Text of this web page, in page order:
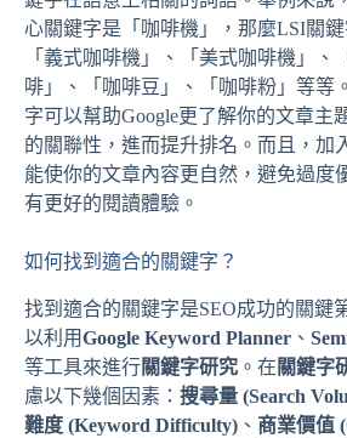
心關鍵字是「咖啡機」，那麼LSI關
「義式咖啡機」、「美式咖啡機」、
啡」、「咖啡豆」、「咖啡粉」等等
字可以幫助Google更了解你的文章主
的關聯性，進而提升排名。而且，加
能使你的文章內容更自然，避免過度
有更好的閱讀體驗。
如何找到適合的關鍵字？
找到適合的關鍵字是SEO成功的關鍵
以利用Google Keyword Planner 、
等工具來進行關鍵字研究 。在 關鍵字
慮以下幾個因素： 搜尋量 (Search
難度 (Keyword Difficulty) 、 商業價值